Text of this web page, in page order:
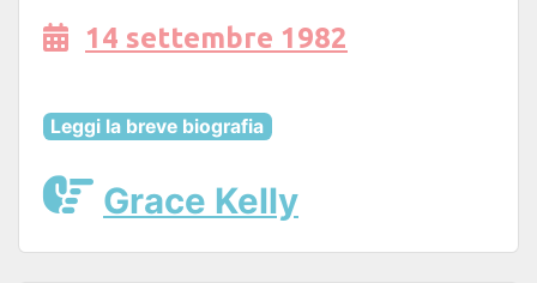
14 settembre 1982
Leggi la breve biografia
Grace Kelly